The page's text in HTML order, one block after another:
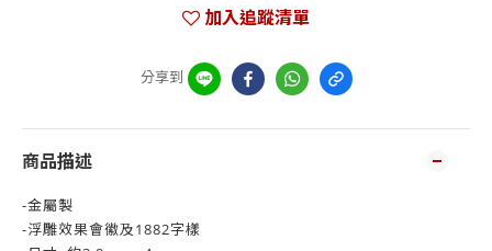
加入追蹤清單
分享到
商品描述
-金屬製
-浮雕效果會徽及1882字樣